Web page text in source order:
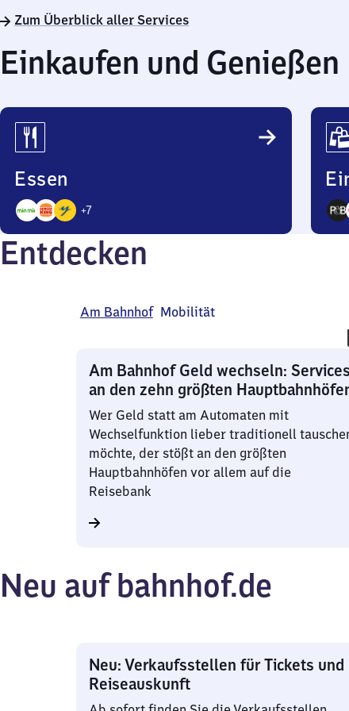
Zum Überblick aller Services
Einkaufen und Genießen
Essen
+7
10
Angebote
4
Entdecken
Am Bahnhof Mobilität
Am Bahnhof Geld wechseln: Services
an den zehn größten
Wer Geld statt am Automaten mit
Wechselfunktion lieber traditionell
möchte, der stößt an den größten
Hauptbahnhöfen vor allem auf die
Reisebank
Neu auf bahnhof.de
Neu: Verkaufsstellen für Tickets und
Reiseauskunft